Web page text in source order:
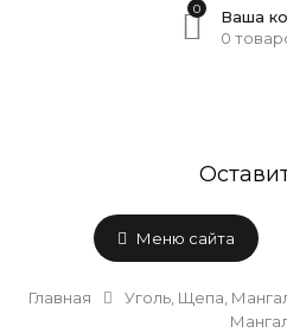
0
Ваша
0
Меню сайта
Главная Уголь, Щепа,